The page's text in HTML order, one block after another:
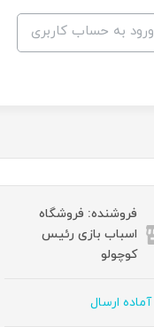
ورود به حساب کاربری
فروشنده: فروشگاه
اسباب بازی رئیس
کوچولو
آماده ارسال